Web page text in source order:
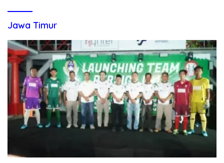
Jawa Timur